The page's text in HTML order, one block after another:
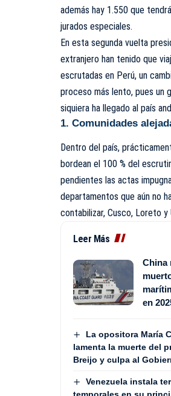
además hay 1.550 que
jurados especiales.
En esta segunda vuelta
extranjero han tenido que
escrutadas en Perú, un
proceso más lento, pues un
siquiera ha llegado al país
1. Comunidades
Dentro del país,
bordean el 100 % del
pendientes las actas
departamentos que aún no
contabilizar, Cusco, Loreto y
Leer Más
China
en
La opositora María
lamenta la muerte del
Breijo y culpa al
Venezuela instala